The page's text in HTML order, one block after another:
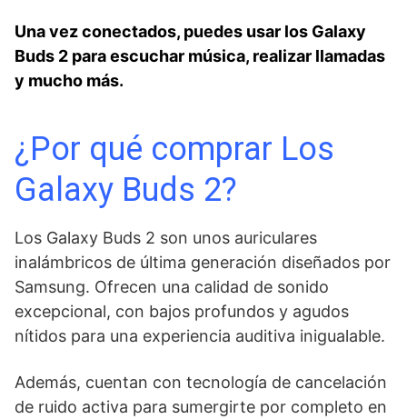
Una vez conectados, puedes usar los Galaxy
Buds 2 para escuchar música, realizar llamadas
y mucho más.
¿Por qué comprar Los
Galaxy Buds 2?
Los Galaxy Buds 2 son‌ unos auriculares‌
inalámbricos ⁣de última generación diseñados por
Samsung.⁣ Ofrecen una calidad de sonido
excepcional, con bajos profundos y agudos
nítidos para una experiencia auditiva inigualable.
Además, cuentan con tecnología ‍de cancelación
de ruido activa para sumergirte‌ por completo en